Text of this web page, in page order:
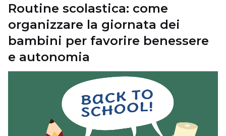
Routine scolastica: come
organizzare la giornata dei
bambini per favorire benessere
e autonomia